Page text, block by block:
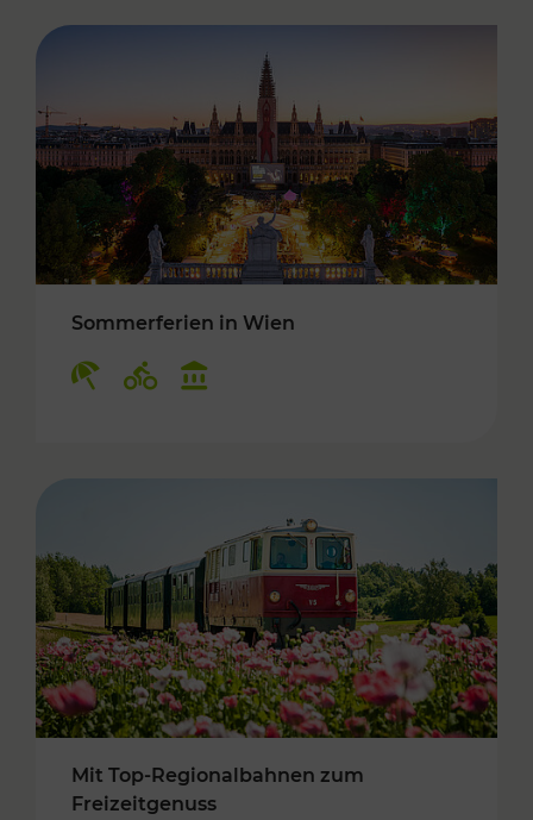
Sommerferien in Wien
Mit Top-Regionalbahnen zum
Freizeitgenuss